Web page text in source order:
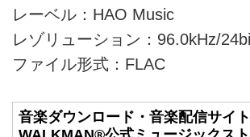
レーベル：HAO Music
レゾリューション：96.0kHz/
ファイル形式：FLAC
音楽ダウンロード・音楽配信サイ